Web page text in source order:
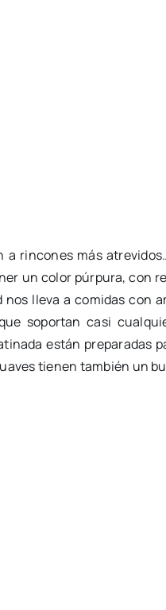
rincones más
un color púrpura, con
lleva a comidas con
soportan casi
están preparadas
tienen también un